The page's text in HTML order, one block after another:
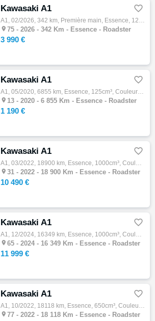
Kawasaki A1 
A1, 02/2026, 342 km, Première main, Essence, 125cm³, Couleur vert, 3990 € Equipements : ? À découvrir chez Honda Folie Mericourt : cette su…
 75 - 2026 - 342 Km - Essence - Roadster
3 990 €
Kawasaki A1 
A1, 05/2020, 6855 km, Essence, 125cm³, Couleur noir, 1190 € Equipements : KAWASAKI NINJA 125 Sportive accidentée vendue en procédure RSV Po…
 13 - 2020 - 6 855 Km - Essence - Roadster
1 190 €
Kawasaki A1 
A1, 03/2022, 18900 km, Essence, 1000cm³, Couleur blanc, 10490 € Equipements : Kawa Toulouse propose cette superbe Ninja 1000 SX Grand toure…
 31 - 2022 - 18 900 Km - Essence - Roadster
10 490 €
Kawasaki A1 
A1, 12/2024, 16349 km, Essence, 1000cm³, Couleur vert, 11999 € Equipements : KAWASAKI NINJA 1000 SX du 11-12-2024. 1ère Main. Entretien et …
 65 - 2024 - 16 349 Km - Essence - Roadster
11 999 €
Kawasaki A1 
A1, 10/2022, 18118 km, Essence, 650cm³, Couleur gris, 5299 € Equipements : Kawasaki Z650 - 2022 - 18 118 km À vendre Kawasaki Z650 de 2022 …
 77 - 2022 - 18 118 Km - Essence - Roadster